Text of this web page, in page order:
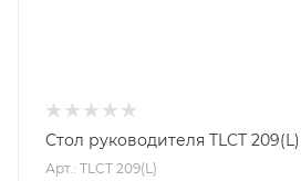
Стол руководителя TLCT
Арт.: TLCT 209(L)